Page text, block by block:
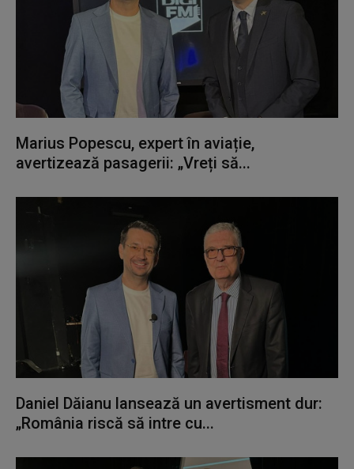
Marius Popescu, expert în aviație,
avertizează pasagerii: „Vreți să...
Daniel Dăianu lansează un avertisment dur:
„România riscă să intre cu...